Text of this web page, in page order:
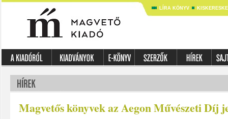
LÍRA KÖNYV
Magvetős könyvek az Aegon Művészeti Díj